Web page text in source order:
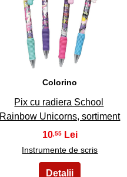
16
Colorino
Pix cu radiera School
Rainbow Unicorns, sortiment
10,55
Instrumente de scris